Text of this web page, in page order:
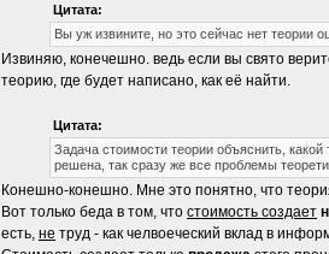
Цитата:
Вы уж извините, но это сейчас нет теории
Извиняю, конечешно. ведь если вы свято
теорию, где будет написано, как её найти.
Цитата:
Задача стоимости теории объяснить, какой
решена, так сразу же все проблемы
Конешно-конешно. Мне это понятно, что
Вот только беда в том, что стоимость создает
есть, не труд - как челвоеческий вклад в